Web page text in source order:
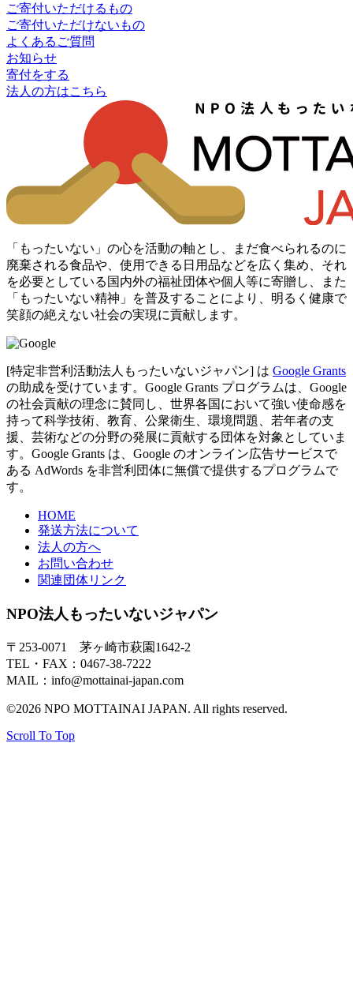
ご寄付いただけるもの
ご寄付いただけないもの
よくあるご質問
お知らせ
寄付をする
法人の方はこちら
「もったいない」の心を活動の軸とし、まだ食べられるのに
廃棄される食品や、使用できる日用品などを広く集め、それ
を必要としている国内外の福祉団体や個人等に寄贈し、また
「もったいない精神」を普及することにより、明るく健康で
笑顔の絶えない社会の実現に貢献します。
[特定非営利活動法人もったいないジャパン] は Google Grants
の助成を受けています。Google Grants プログラムは、Google
の社会貢献の理念に賛同し、世界各国において強い使命感を
持って科学技術、教育、公衆衛生、環境問題、若年者の支
援、芸術などの分野の発展に貢献する団体を対象としていま
す。Google Grants は、Google のオンライン広告サービスで
ある AdWords を非営利団体に無償で提供するプログラムで
す。
HOME
発送方法について
法人の方へ
お問い合わせ
関連団体リンク
NPO法人もったいないジャパン
〒253-0071 茅ヶ崎市萩園1642-2
TEL・FAX：0467-38-7222
MAIL：info@mottainai-japan.com
©2026 NPO MOTTAINAI JAPAN. All rights reserved.
Scroll To Top